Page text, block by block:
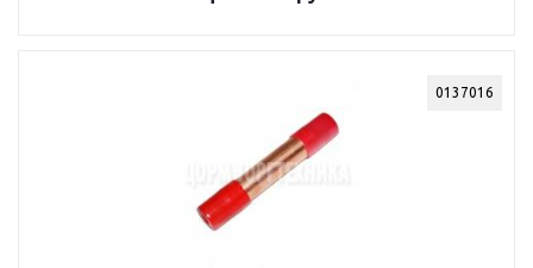
0137016